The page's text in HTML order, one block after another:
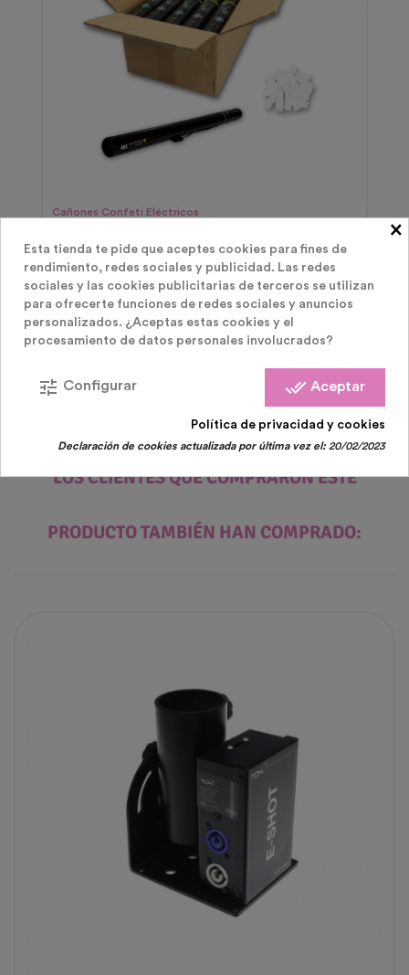
Cañones Confeti Eléctricos
10 CAÑONES CONFETI ELÉCTRICOS 80 CM
Precio
99,00 €
LOS CLIENTES QUE COMPRARON ESTE
PRODUCTO TAMBIÉN HAN COMPRADO:
×
Esta tienda te pide que aceptes cookies para fines de
rendimiento, redes sociales y publicidad. Las redes
sociales y las cookies publicitarias de terceros se utilizan
para ofrecerte funciones de redes sociales y anuncios
personalizados. ¿Aceptas estas cookies y el
procesamiento de datos personales involucrados?
done_all Aceptar
tune Configurar
Política de privacidad y cookies
Declaración de cookies actualizada por última vez el:20/02/2023